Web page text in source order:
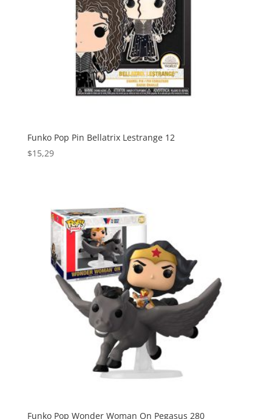
Funko Pop Pin Bellatrix Lestrange 12
$15,29
Funko Pop Wonder Woman On Pegasus 280